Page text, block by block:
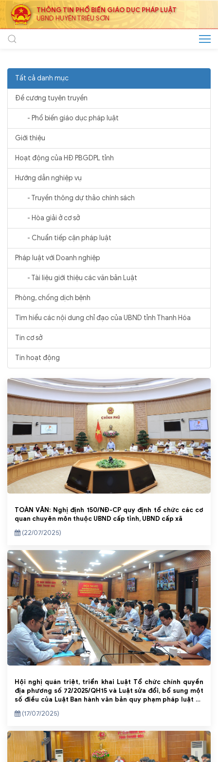
THÔNG TIN PHỔ BIẾN GIÁO DỤC PHÁP LUẬT
UBND HUYỆN TRIỆU SƠN
Tất cả danh mục
Đề cương tuyên truyền
- Phổ biến giáo dục pháp luật
Giới thiệu
Hoạt động của HĐ PBGDPL tỉnh
Hướng dẫn nghiệp vụ
- Truyền thông dự thảo chính sách
- Hòa giải ở cơ sở
- Chuẩn tiếp cận pháp luật
Pháp luật với Doanh nghiệp
- Tài liệu giới thiệu các văn bản Luật
Phòng, chống dịch bệnh
Tìm hiểu các nội dung chỉ đạo của UBND tỉnh Thanh Hóa
Tin cơ sở
Tin hoạt động
TOÀN VĂN: Nghị định 150/NĐ-CP quy định tổ chức các cơ
quan chuyên môn thuộc UBND cấp tỉnh, UBND cấp xã
(22/07/2025)
Hội nghị quán triệt, triển khai Luật Tổ chức chính quyền
địa phương số 72/2025/QH15 và Luật sửa đổi, bổ sung một
số điều của Luật Ban hành văn bản quy phạm pháp luật số
(17/07/2025)